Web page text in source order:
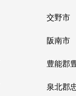
交野市
阪南市
豊能郡
泉北郡